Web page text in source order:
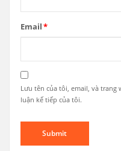
Email*
Lưu tên của tôi, email, và
luận kế tiếp của tôi.